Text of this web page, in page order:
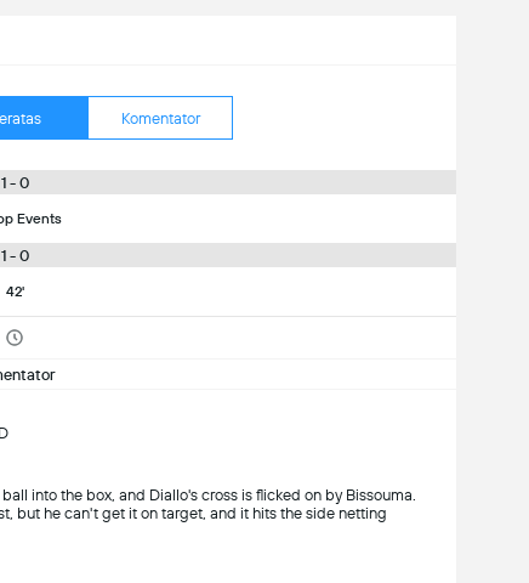
Komentator
1 - 0
Events
1 - 0
42'
into the box, and Diallo's cross is flicked on by Bissouma.
but he can't get it on target, and it hits the side netting